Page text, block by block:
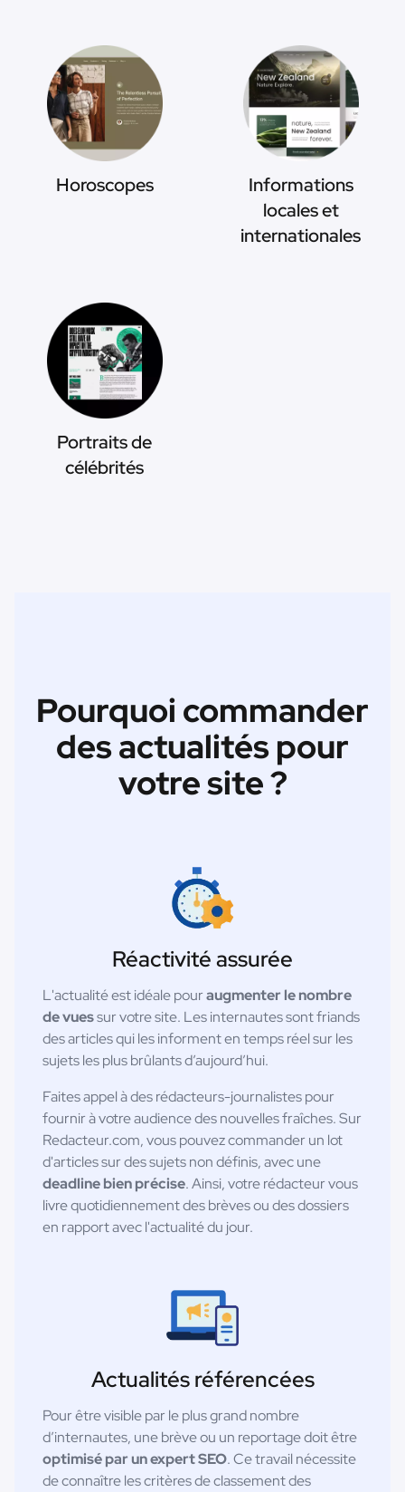
Horoscopes
Informations
locales et
internationales
Portraits de
célébrités
Pourquoi commander
des actualités pour
votre site ?
Réactivité assurée
L'actualité est idéale pouraugmenter le nombre
de vuessur votre site. Les internautes sont friands
des articles qui les informent en temps réel sur les
sujets les plus brûlants d’aujourd’hui.
Faites appel à des rédacteurs-journalistes pour
fournir à votre audience des nouvelles fraîches. Sur
Redacteur.com, vous pouvez commander un lot
d'articles sur des sujets non définis, avec une
deadline bien précise. Ainsi, votre rédacteur vous
livre quotidiennement des brèves ou des dossiers
en rapport avec l'actualité du jour.
Actualités référencées
Pour être visible par le plus grand nombre
d’internautes, une brève ou un reportage doit être
optimisé par un expert SEO. Ce travail nécessite
de connaître les critères de classement des